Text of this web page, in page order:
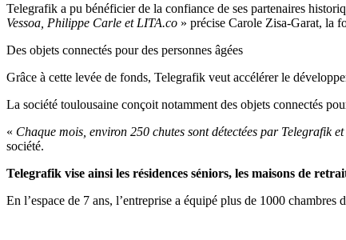
Telegrafik a pu bénéficier de la confiance de ses partenaires
Vessoa, Philippe Carle et LITA.co » précise Carole Zisa-Garat, la
Des objets connectés pour des personnes âgées
Grâce à cette levée de fonds, Telegrafik veut accélérer le
La société toulousaine conçoit notamment des objets connectés
« Chaque mois, environ 250 chutes sont détectées par Telegrafik
société.
Telegrafik vise ainsi les résidences séniors, les maisons de
En l’espace de 7 ans, l’entreprise a équipé plus de 1000